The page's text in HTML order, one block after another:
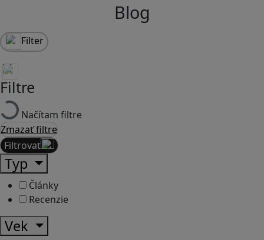
Blog
Filter
Filtre
Načítam filtre
Zmazať filtre
Filtrovať
Typ
Články
Recenzie
Vek